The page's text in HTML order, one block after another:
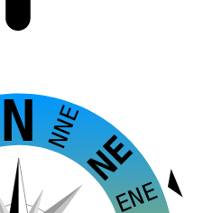
N
NE
NNE
ENE